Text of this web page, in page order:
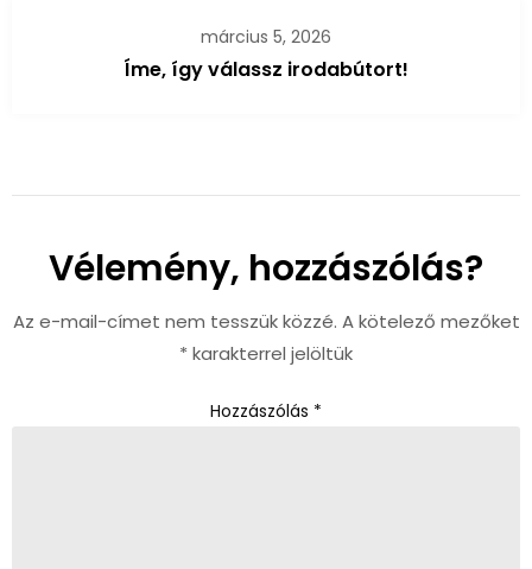
március 5, 2026
Íme, így válassz irodabútort!
Vélemény, hozzászólás?
Az e-mail-címet nem tesszük közzé. A kötelező mezőket
* karakterrel jelöltük
Hozzászólás *